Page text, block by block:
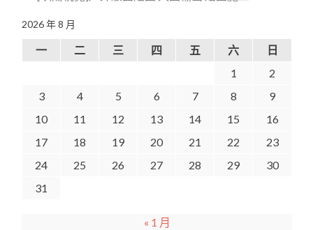
2026 年 8 月
一 二 三 四 五 六
日
1
2
3
4 5 6 7 8
9
10
11 12 13 14 15
16
17
18 19 20 21 22
23
24
25 26 27 28 29
30
31
« 1 月